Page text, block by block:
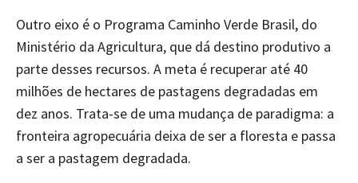
Outro eixo é o Programa Caminho Verde Brasil, do
Ministério da Agricultura, que dá destino produtivo a
parte desses recursos. A meta é recuperar até 40
milhões de hectares de pastagens degradadas em
dez anos. Trata-se de uma mudança de paradigma: a
fronteira agropecuária deixa de ser a floresta e passa
a ser a pastagem degradada.